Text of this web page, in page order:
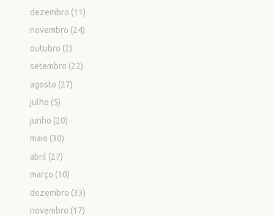
dezembro (11)
novembro (24)
outubro (2)
setembro (22)
agosto (27)
julho (5)
junho (20)
maio (30)
abril (27)
março (10)
dezembro (33)
novembro (17)